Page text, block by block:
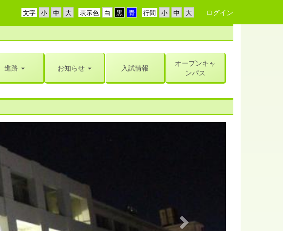
行間
表示色
文字 ログイン
進路 お知らせ 入試情報
オープンキャ
ンパス